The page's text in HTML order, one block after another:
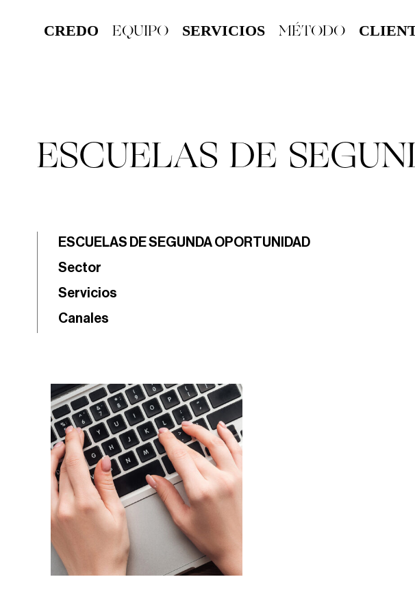
CREDO EQUIPO SERVICIOS MÉTODO
ESCUELAS DE
ESCUELAS DE SEGUNDA OPORTUNIDAD
Sector
Servicios
Canales